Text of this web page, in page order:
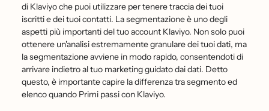
di Klaviyo che puoi utilizzare per tenere traccia dei tuoi
iscritti e dei tuoi contatti. La segmentazione è uno degli
aspetti più importanti del tuo account Klaviyo. Non solo puoi
ottenere un'analisi estremamente granulare dei tuoi dati, ma
la segmentazione avviene in modo rapido, consentendoti di
arrivare indietro al tuo marketing guidato dai dati. Detto
questo, è importante capire la differenza tra segmento ed
elenco quando Primi passi con Klaviyo.